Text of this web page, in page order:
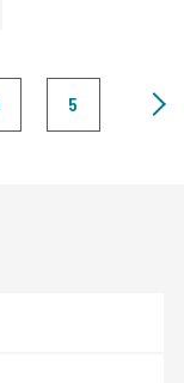
5